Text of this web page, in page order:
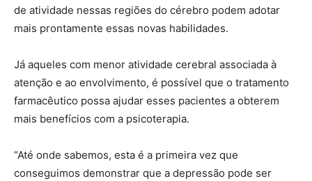
de atividade nessas regiões do cérebro podem adotar
mais prontamente essas novas habilidades.
Já aqueles com menor atividade cerebral associada à
atenção e ao envolvimento, é possível que o tratamento
farmacêutico possa ajudar esses pacientes a obterem
mais benefícios com a psicoterapia.
“Até onde sabemos, esta é a primeira vez que
conseguimos demonstrar que a depressão pode ser